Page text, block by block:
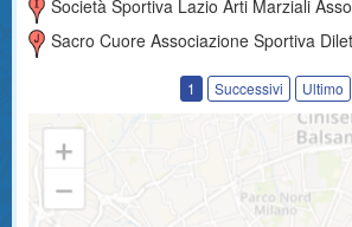
Società Sportiva Lazio Arti Marziali Associazione
Sacro Cuore Associazione Sportiva
1 Successivi Ultimo